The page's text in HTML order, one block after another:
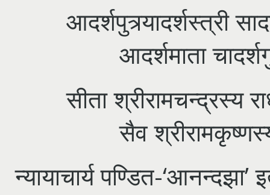
आदर्शपुत्र्यादर्शस्त्री
आदर्शमाता
सीता श्रीरामचन्द्रस्य
सैव श्रीरामकृष्णस्य
न्यायाचार्य पण्डित-‘आनन्दझा’